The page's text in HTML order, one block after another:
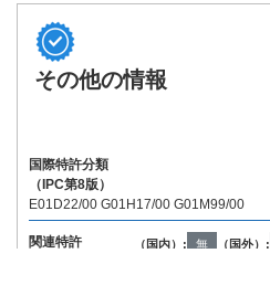
その他の情報
国際特許分類
（IPC第8版）
E01D22/00 G01H17/00 G01M99/00
関連特許 （国内）: 無 （国外）: